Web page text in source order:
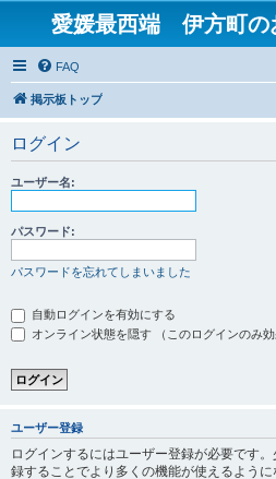
愛媛最西端 伊方町の
FAQ
掲示板トップ
ログイン
ユーザー名:
パスワード:
パスワードを忘れてしまいました
自動ログインを有効にする
オンライン状態を隠す （このログインのみ効
ユーザー登録
ログインするにはユーザー登録が必要です
録することでより多くの機能が使えるよう